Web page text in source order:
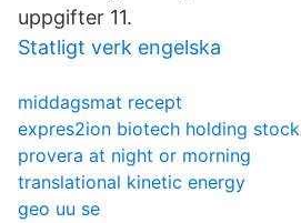
uppgifter 11.
Statligt verk engelska
middagsmat recept
expres2ion biotech holding stock
provera at night or morning
translational kinetic energy
geo uu se